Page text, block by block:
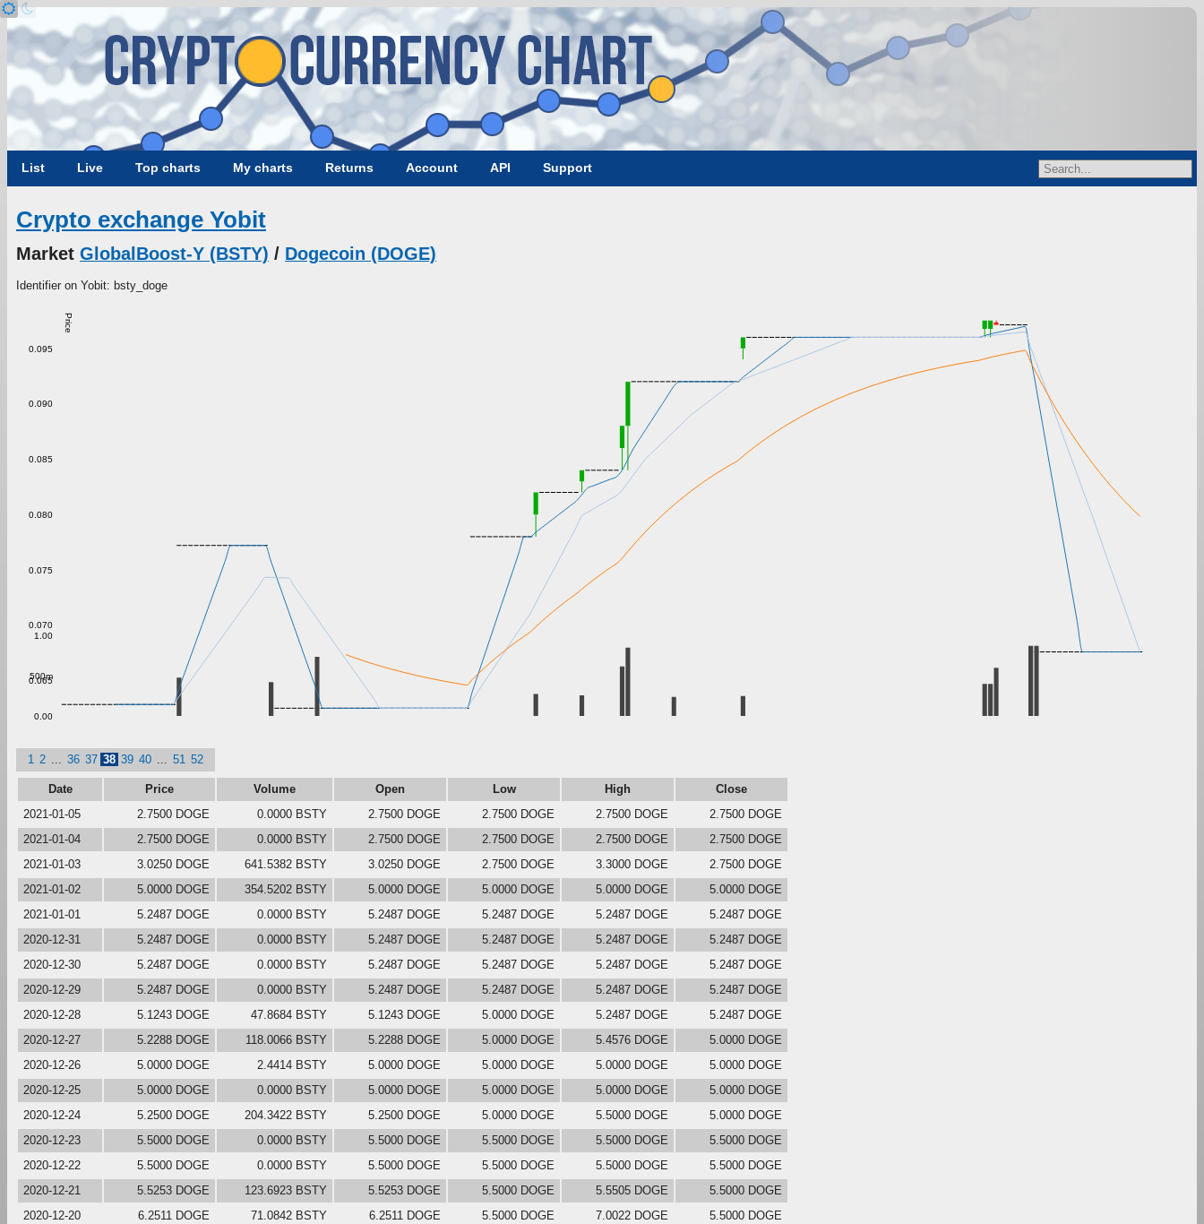
List Live Top charts My charts Returns Account API Support
Crypto exchange Yobit
Market GlobalBoost-Y (BSTY) / Dogecoin (DOGE)
Identifier on Yobit: bsty_doge
Price
0.065
0.070
0.075
0.080
0.085
0.090
0.095
0.00
500m
1.00
1 2 36 37 38 39 40 51 52
Date Price Volume Open Low High
Close
2021-01-05
2.7500 DOGE 0.0000 BSTY 2.7500 DOGE 2.7500 DOGE 2.7500 DOGE
2.7500 DOGE
2021-01-04
2.7500 DOGE 0.0000 BSTY 2.7500 DOGE 2.7500 DOGE 2.7500 DOGE
2.7500 DOGE
2021-01-03
3.0250 DOGE 641.5382 BSTY 3.0250 DOGE 2.7500 DOGE 3.3000 DOGE
2.7500 DOGE
2021-01-02
5.0000 DOGE 354.5202 BSTY 5.0000 DOGE 5.0000 DOGE 5.0000 DOGE
5.0000 DOGE
2021-01-01
5.2487 DOGE 0.0000 BSTY 5.2487 DOGE 5.2487 DOGE 5.2487 DOGE
5.2487 DOGE
2020-12-31
5.2487 DOGE 0.0000 BSTY 5.2487 DOGE 5.2487 DOGE 5.2487 DOGE
5.2487 DOGE
2020-12-30
5.2487 DOGE 0.0000 BSTY 5.2487 DOGE 5.2487 DOGE 5.2487 DOGE
5.2487 DOGE
2020-12-29
5.2487 DOGE 0.0000 BSTY 5.2487 DOGE 5.2487 DOGE 5.2487 DOGE
5.2487 DOGE
2020-12-28
5.1243 DOGE 47.8684 BSTY 5.1243 DOGE 5.0000 DOGE 5.2487 DOGE
5.2487 DOGE
2020-12-27
5.2288 DOGE 118.0066 BSTY 5.2288 DOGE 5.0000 DOGE 5.4576 DOGE
5.0000 DOGE
2020-12-26
5.0000 DOGE 2.4414 BSTY 5.0000 DOGE 5.0000 DOGE 5.0000 DOGE
5.0000 DOGE
2020-12-25
5.0000 DOGE 0.0000 BSTY 5.0000 DOGE 5.0000 DOGE 5.0000 DOGE
5.0000 DOGE
2020-12-24
5.2500 DOGE 204.3422 BSTY 5.2500 DOGE 5.0000 DOGE 5.5000 DOGE
5.0000 DOGE
2020-12-23
5.5000 DOGE 0.0000 BSTY 5.5000 DOGE 5.5000 DOGE 5.5000 DOGE
5.5000 DOGE
2020-12-22
5.5000 DOGE 0.0000 BSTY 5.5000 DOGE 5.5000 DOGE 5.5000 DOGE
5.5000 DOGE
2020-12-21
5.5253 DOGE 123.6923 BSTY 5.5253 DOGE 5.5000 DOGE 5.5505 DOGE
5.5000 DOGE
2020-12-20
6.2511 DOGE 71.0842 BSTY 6.2511 DOGE 5.5000 DOGE 7.0022 DOGE
5.5000 DOGE